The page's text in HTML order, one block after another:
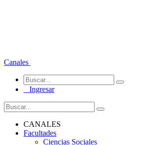
Canales
Ingresar
CANALES
Facultades
Ciencias Sociales